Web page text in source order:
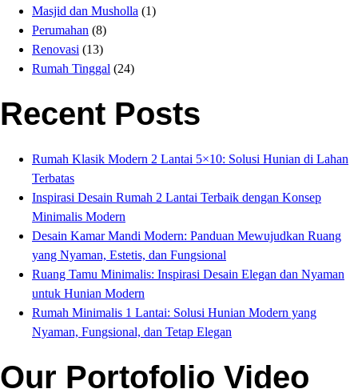
Masjid dan Musholla (1)
Perumahan (8)
Renovasi (13)
Rumah Tinggal (24)
Recent Posts
Rumah Klasik Modern 2 Lantai 5×10: Solusi Hunian di Lahan
Terbatas
Inspirasi Desain Rumah 2 Lantai Terbaik dengan Konsep
Minimalis Modern
Desain Kamar Mandi Modern: Panduan Mewujudkan Ruang
yang Nyaman, Estetis, dan Fungsional
Ruang Tamu Minimalis: Inspirasi Desain Elegan dan Nyaman
untuk Hunian Modern
Rumah Minimalis 1 Lantai: Solusi Hunian Modern yang
Nyaman, Fungsional, dan Tetap Elegan
Our Portofolio Video